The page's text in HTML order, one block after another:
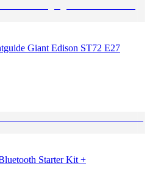
Giant Edison ST72 E27
Starter Kit +